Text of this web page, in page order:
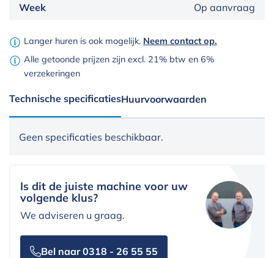
Week Op aanvraag
Langer huren is ook mogelijk. Neem contact op.
Alle getoonde prijzen zijn excl. 21% btw en 6%
verzekeringen
Technische specificatiesHuurvoorwaarden
Geen specificaties beschikbaar.
Is dit de juiste machine voor uw
volgende klus?
We adviseren u graag.
Bel naar 0318 - 26 55 55